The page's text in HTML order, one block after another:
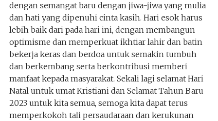
dengan semangat baru dengan jiwa-jiwa yang mulia
dan hati yang dipenuhi cinta kasih. Hari esok harus
lebih baik dari pada hari ini, dengan membangun
optimisme dan memperkuat ikhtiar lahir dan batin
bekerja keras dan berdoa untuk semakin tumbuh
dan berkembang serta berkontribusi memberi
manfaat kepada masyarakat. Sekali lagi selamat Hari
Natal untuk umat Kristiani dan Selamat Tahun Baru
2023 untuk kita semua, semoga kita dapat terus
memperkokoh tali persaudaraan dan kerukunan